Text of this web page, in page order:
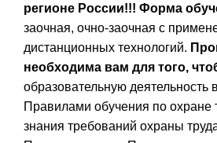
регионе России!!! Форма
заочная, очно-заочная с
дистанционных технологий.
необходима вам для того,
образовательную деятельность
Правилами обучения по охране
знания требований охраны